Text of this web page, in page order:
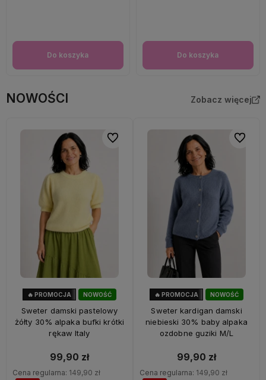
Do koszyka Do koszyka
NOWOŚCI Zobacz więcej
NOWOŚĆ
🔥 PROMOCJA
Sweter damski pastelowy
żółty 30% alpaka bufki krótki
rękaw Italy
99,90 zł
Cena regularna: 149,90 zł
Do ulubionych
NOWOŚĆ
🔥 PROMOCJA
Sweter kardigan damski
niebieski 30% baby alpaka
ozdobne guziki M/L
99,90 zł
Cena regularna: 149,90 zł
Do